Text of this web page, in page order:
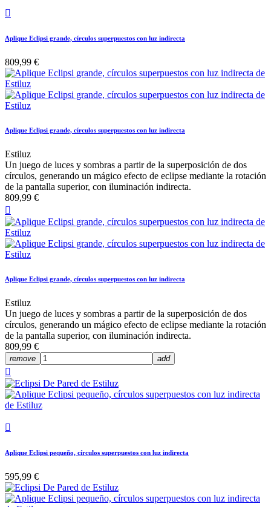

Aplique Eclipsi grande, círculos superpuestos con luz indirecta
809,99 €
Aplique Eclipsi grande, círculos superpuestos con luz indirecta
Estiluz
Un juego de luces y sombras a partir de la superposición de dos
círculos, generando un mágico efecto de eclipse mediante la rotación
de la pantalla superior, con iluminación indirecta.
809,99 €

Aplique Eclipsi grande, círculos superpuestos con luz indirecta
Estiluz
Un juego de luces y sombras a partir de la superposición de dos
círculos, generando un mágico efecto de eclipse mediante la rotación
de la pantalla superior, con iluminación indirecta.
809,99 €
remove add


Aplique Eclipsi pequeño, círculos superpuestos con luz indirecta
595,99 €